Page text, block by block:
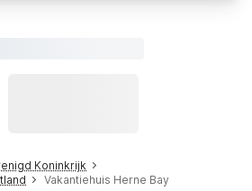
Koninkrijk
Vakantiehuis Herne Bay